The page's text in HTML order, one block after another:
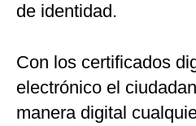
de identidad.
Con los certificados
electrónico el
manera digital